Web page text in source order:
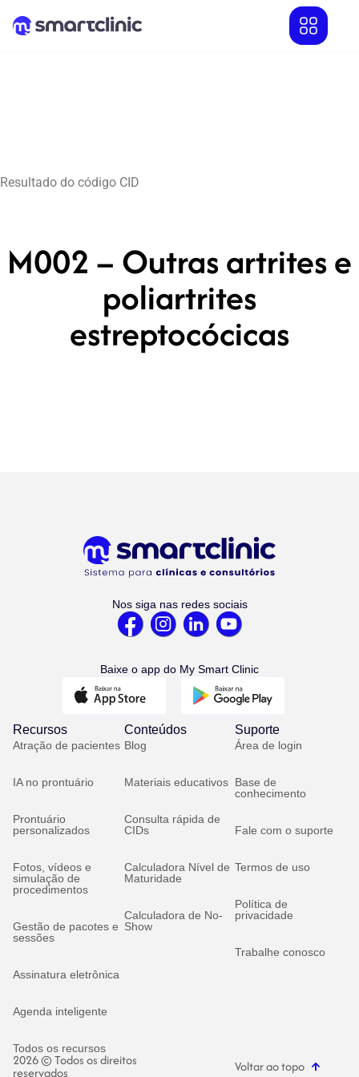
Resultado do código CID
M002 – Outras artrites e
poliartrites
estreptocócicas
Nos siga nas redes sociais
Baixe o app do My Smart Clinic
Recursos
Atração de pacientes
IA no prontuário
Prontuário
personalizados
Fotos, vídeos e
simulação de
procedimentos
Gestão de pacotes e
sessões
Assinatura eletrônica
Agenda inteligente
Todos os recursos
Conteúdos
Blog
Materiais educativos
Consulta rápida de
CIDs
Calculadora Nível de
Maturidade
Calculadora de No-
Show
Suporte
Área de login
Base de
conhecimento
Fale com o suporte
Termos de uso
Política de
privacidade
Trabalhe conosco
2026 © Todos os direitos
reservados Voltar ao topo